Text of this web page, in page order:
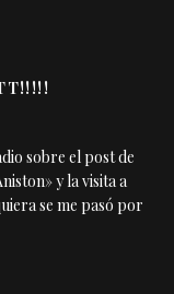
sobre el post de
y la visita a
se me pasó por